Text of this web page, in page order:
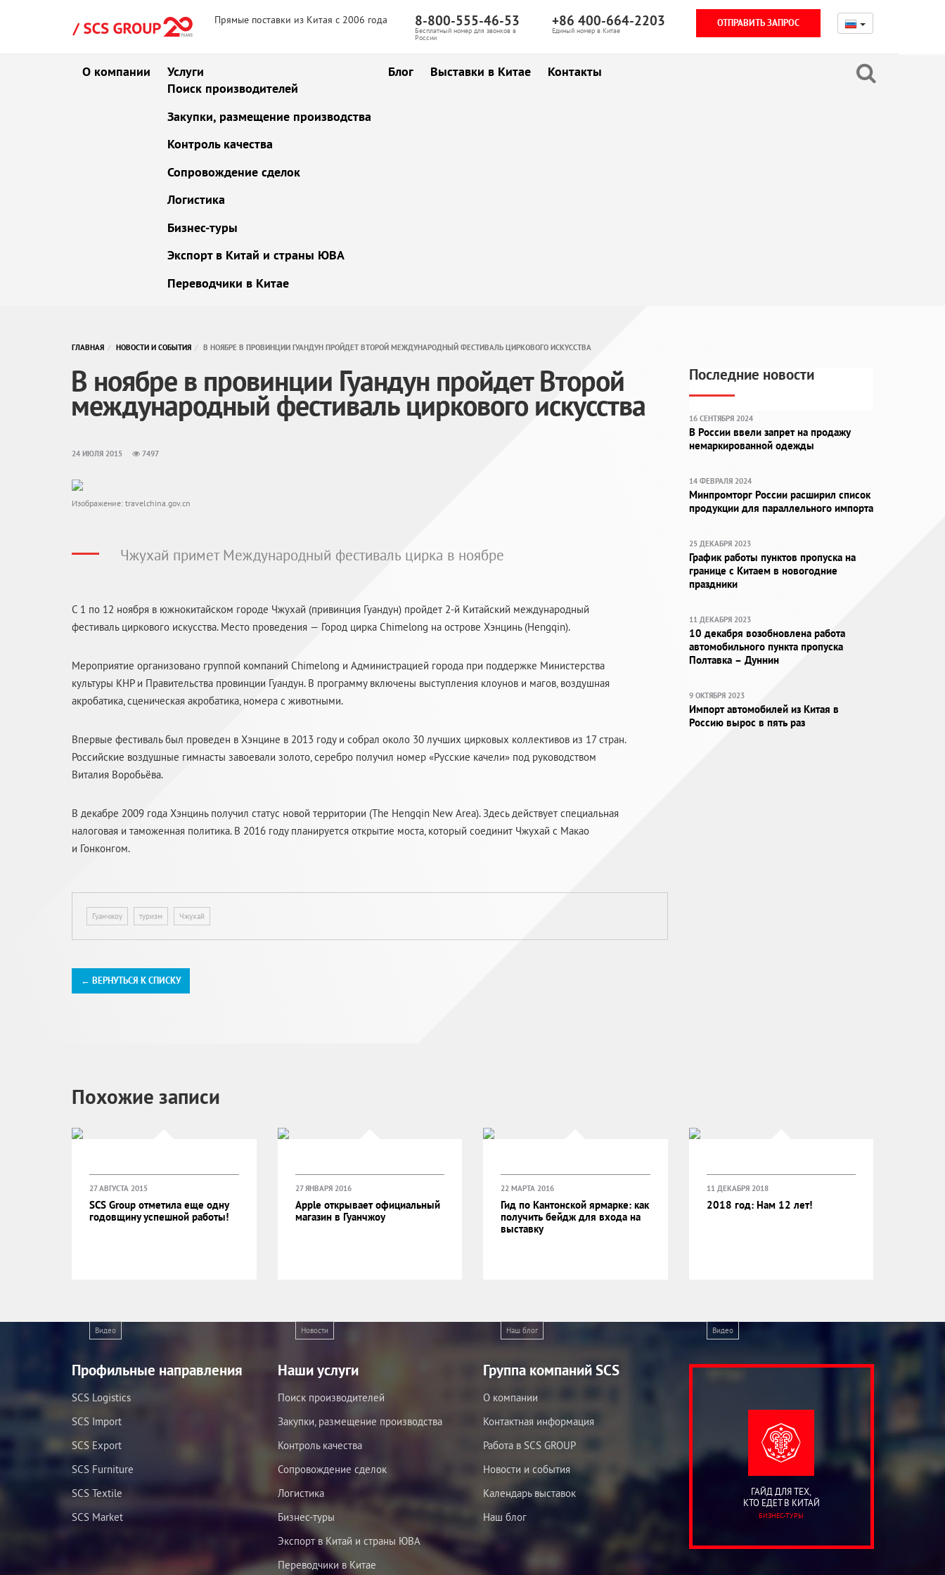
Прямые поставки из Китая с 2006 года 8-800-555-46-53
Бесплатный номер для звонков в
России
+86 400-664-2203
Единый номер в Китае
ОТПРАВИТЬ ЗАПРОС
О компании
Услуги
Поиск производителей
Закупки, размещение производства
Контроль качества
Сопровождение сделок
Логистика
Бизнес-туры
Экспорт в Китай и страны ЮВА
Переводчики в Китае
Блог Выставки в Китае Контакты
ГЛАВНАЯ НОВОСТИ И СОБЫТИЯ В НОЯБРЕ В ПРОВИНЦИИ ГУАНДУН ПРОЙДЕТ ВТОРОЙ МЕЖДУНАРОДНЫЙ ФЕСТИВАЛЬ ЦИРКОВОГО ИСКУССТВА
В ноябре в провинции Гуандун пройдет Второй
международный фестиваль циркового искусства
24 ИЮЛЯ 2015 7497
Изображение: travelchina.gov.cn
Чжухай примет Международный фестиваль цирка в ноябре
C 1 по 12 ноября в южнокитайском городе Чжухай (привинция Гуандун) пройдет 2-й Китайский международный
фестиваль циркового искусства. Место проведения — Город цирка Chimelong на острове Хэнцинь (Hengqin).
Мероприятие организовано группой компаний Chimelong и Администрацией города при поддержке Министерства
культуры КНР и Правительства провинции Гуандун. В программу включены выступления клоунов и магов, воздушная
акробатика, сценическая акробатика, номера с животными.
Впервые фестиваль был проведен в Хэнцине в 2013 году и собрал около 30 лучших цирковых коллективов из 17 стран.
Российские воздушные гимнасты завоевали золото, серебро получил номер «Русские качели» под руководством
Виталия Воробьёва.
В декабре 2009 года Хэнцинь получил статус новой территории (The Hengqin New Area). Здесь действует специальная
налоговая и таможенная политика. В 2016 году планируется открытие моста, который соединит Чжухай с Макао
и Гонконгом.
Гуанчжоу туризм Чжухай
← ВЕРНУТЬСЯ К СПИСКУ
Последние новости
16 СЕНТЯБРЯ 2024
В России ввели запрет на продажу
немаркированной одежды
14 ФЕВРАЛЯ 2024
Минпромторг России расширил список
продукции для параллельного импорта
25 ДЕКАБРЯ 2023
График работы пунктов пропуска на
границе с Китаем в новогодние
праздники
11 ДЕКАБРЯ 2023
10 декабря возобновлена работа
автомобильного пункта пропуска
Полтавка – Дуннин
9 ОКТЯБРЯ 2023
Импорт автомобилей из Китая в
Россию вырос в пять раз
Похожие записи
Видео
27 АВГУСТА 2015
SCS Group отметила еще одну
годовщину успешной работы!
Новости
27 ЯНВАРЯ 2016
Apple открывает официальный
магазин в Гуанчжоу
Наш блог
22 МАРТА 2016
Гид по Кантонской ярмарке: как
получить бейдж для входа на
выставку
Видео
11 ДЕКАБРЯ 2018
2018 год: Нам 12 лет!
Профильные направления
SCS Logistics
SCS Import
SCS Export
SCS Furniture
SCS Textile
SCS Market
Наши услуги
Поиск производителей
Закупки, размещение производства
Контроль качества
Сопровождение сделок
Логистика
Бизнес-туры
Экспорт в Китай и страны ЮВА
Переводчики в Китае
Группа компаний SCS
О компании
Контактная информация
Работа в SCS GROUP
Новости и события
Календарь выставок
Наш блог
ГАЙД ДЛЯ ТЕХ,
КТО ЕДЕТ В КИТАЙ
БИЗНЕС-ТУРЫ